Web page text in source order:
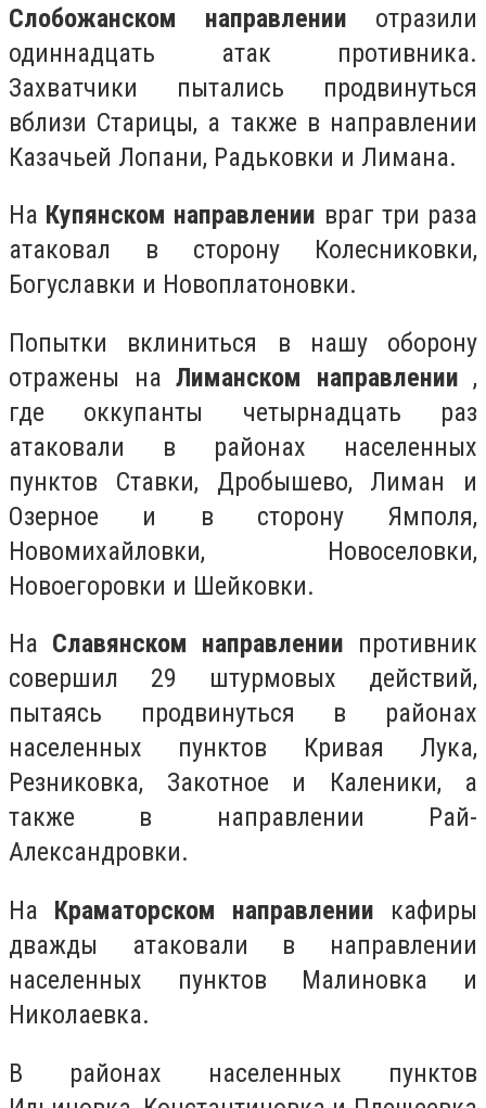
Слобожанском направлении отразили
одиннадцать атак противника.
Захватчики пытались продвинуться
вблизи Старицы, а также в направлении
Казачьей Лопани, Радьковки и Лимана.
На Купянском направлении враг три раза
атаковал в сторону Колесниковки,
Богуславки и Новоплатоновки.
Попытки вклиниться в нашу оборону
отражены на Лиманском направлении ,
где оккупанты четырнадцать раз
атаковали в районах населенных
пунктов Ставки, Дробышево, Лиман и
Озерное и в сторону Ямполя,
Новомихайловки, Новоселовки,
Новоегоровки и Шейковки.
На Славянском направлении противник
совершил 29 штурмовых действий,
пытаясь продвинуться в районах
населенных пунктов Кривая Лука,
Резниковка, Закотное и Каленики, а
также в направлении Рай-
Александровки.
На Краматорском направлении кафиры
дважды атаковали в направлении
населенных пунктов Малиновка и
Николаевка.
В районах населенных пунктов